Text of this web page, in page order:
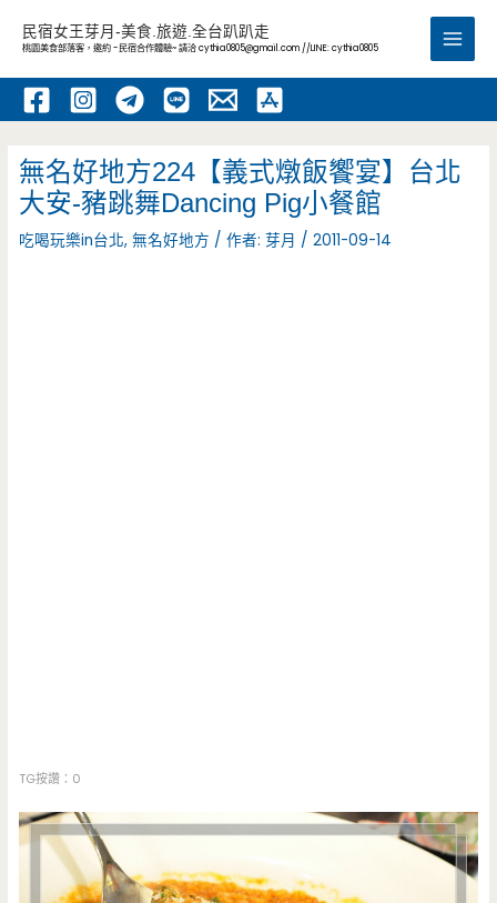
內
民宿女王芽月-美食.旅遊.全台趴趴走
桃園美食部落客，邀約 -民宿合作體驗~ 請洽cythia0805@gmail.com //LINE: cythia0805
Main
無名好地方224【義式燉飯饗宴】台北
大安-豬跳舞Dancing Pig小餐館
吃喝玩樂in台北,無名好地方 / 作者:芽月 /2011-09-14
TG按讚：0